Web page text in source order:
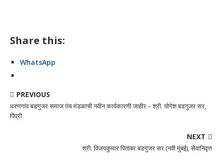
Share this:
WhatsApp
PREVIOUS
धरणगांव बडगुजर समाज पंच मंडळाची नवीन कार्यकारणी जाहीर – श्री. योगेश बडगुजर सर,
पिंप्री
NEXT
श्री. विजयकुमार पितांबर बडगुजर सर (नवी मुंबई), सेवानिवृत्त